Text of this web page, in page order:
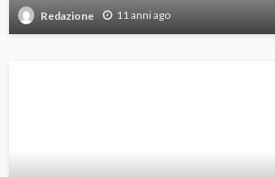
Redazione 11 anni ago